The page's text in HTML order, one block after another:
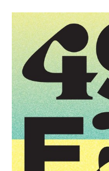
BEREZIAK
ARGAZKIAK
... AUKERA GEHIAGO